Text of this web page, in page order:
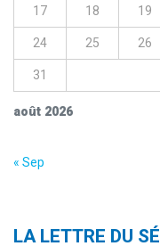
août 2026
17
18 19
24
25 26
31
« Sep
LA LETTRE DU